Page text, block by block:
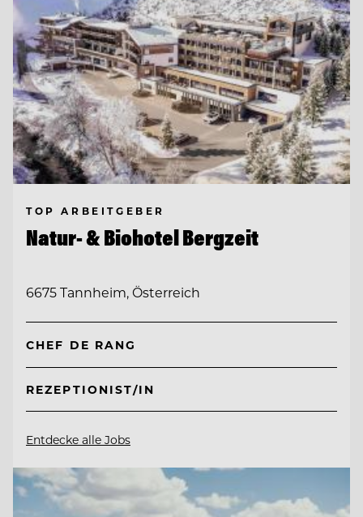
TOP ARBEITGEBER
Natur- & Biohotel Bergzeit
6675 Tannheim, Österreich
CHEF DE RANG
REZEPTIONIST/IN
Entdecke alle Jobs